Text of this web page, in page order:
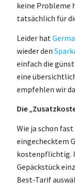
keine Probleme
tatsächlich für
Leider hat
wieder den
einfach die
eine
empfehlen wir
Die
Wie ja schon
eingechecktem
kostenpflichtig.
Gepäckstück
Best-Tarif